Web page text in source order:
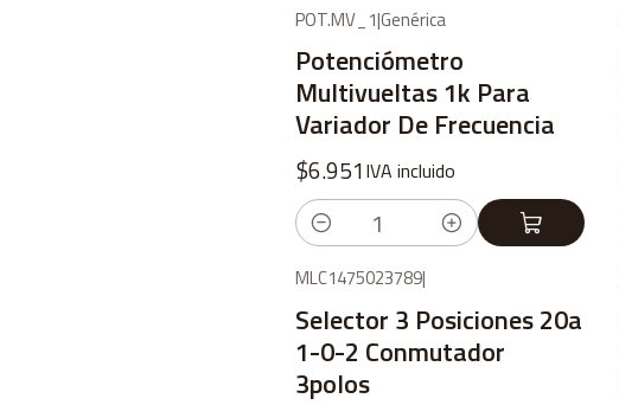
POT.MV_1|Genérica
Potenciómetro
Multivueltas 1k Para
Variador De Frecuencia
$6.951IVA incluido
Cantidad
MLC1475023789|
Selector 3 Posiciones 20a
1-0-2 Conmutador
3polos